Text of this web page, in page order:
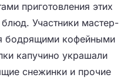
приготовления этих
Участники мастер-
бодрящими кофейными
капучино украшали
снежинки и прочие